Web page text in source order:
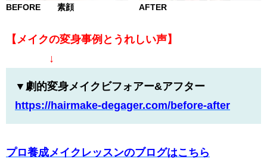
BEFORE 素顔 AFTER
【メイクの変身事例とうれしい声】
↓
▼劇的変身メイクビフォアー&アフター
https://hairmake-degager.com/before-after
プロ養成メイクレッスンのブログはこちら